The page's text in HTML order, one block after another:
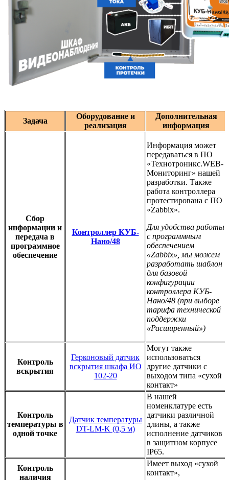
Задача
Оборудование и
реализация
Дополнительная
информация
Сбор
информации и
передача в
программное
обеспечение
Контроллер КУБ-
Нано/48
Информация может
передаваться в ПО
«Технотроникс.WEB-
Мониторинг» нашей
разработки. Также
работа контроллера
протестирована с ПО
«Zabbix».
Для удобства работы
с программным
обеспечением
«Zabbix», мы можем
разработать шаблон
для базовой
конфигурации
контроллера КУБ-
Нано/48 (при выборе
тарифа технической
поддержки
«Расширенный»)
Контроль
вскрытия
Герконовый датчик
вскрытия шкафа ИО
102-20
Могут также
использоваться
другие датчики с
выходом типа «сухой
контакт»
Контроль
температуры в
одной точке
Датчик температуры
DT-LM-K (0,5 м)
В нашей
номенклатуре есть
датчики различной
длины, а также
исполнение датчиков
в защитном корпусе
IP65.
Контроль
наличия
Имеет выход «сухой
контакт»,